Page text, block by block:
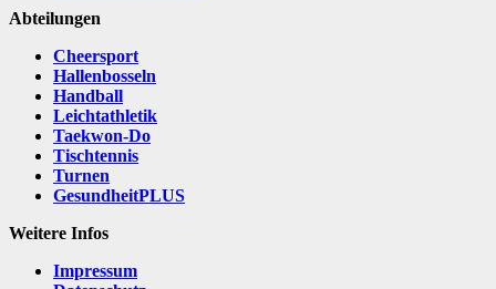
Abteilungen
Cheersport
Hallenbosseln
Handball
Leichtathletik
Taekwon-Do
Tischtennis
Turnen
GesundheitPLUS
Weitere Infos
Impressum